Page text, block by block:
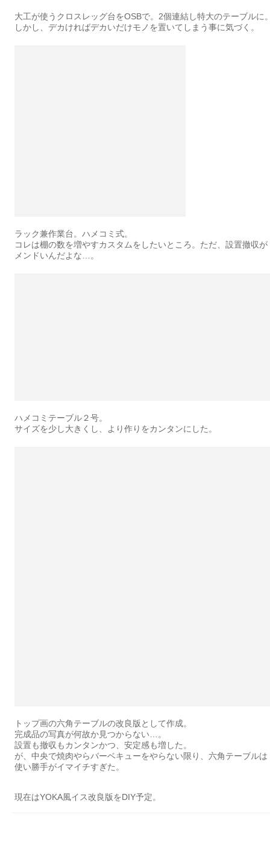
大工が使うクロスレッグ台をOSBで。2個連結し特大のテーブルに
しかし、デカければデカいだけモノを置いてしまう事に気づく。
ラック兼作業台。ハメコミ式。
コレは棚の数を増やすカスタムをしたいところ。ただ、設置撤収が
メンドいんだよな…。
ハメコミテーブル２号。
サイズを少し大きくし、より作りをカンタンにした。
トップ画の六角テーブルの改良版として作成。
完成品の写真が何故か見つからない…。
設置も撤収もカンタンかつ、安定感も増した。
が、中央で焼肉やらバーベキューをやらない限り、六角テーブルは
使い勝手がイマイチすぎた。
現在はYOKA風イス改良版をDIY予定。